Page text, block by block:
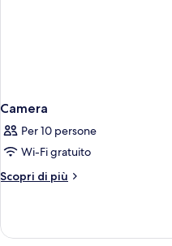
Camera
Per 10 persone
Wi-Fi gratuito
Scopri di più
Altri